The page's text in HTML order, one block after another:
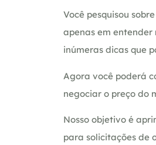
Você pesquisou
apenas em entender
inúmeras dicas que
Agora você poderá
negociar o preço do
Nosso objetivo é
para solicitações de